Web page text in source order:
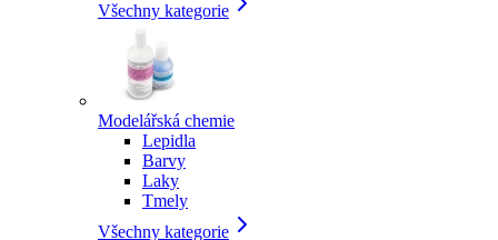
Všechny kategorie
Modelářská chemie
Lepidla
Barvy
Laky
Tmely
Všechny kategorie